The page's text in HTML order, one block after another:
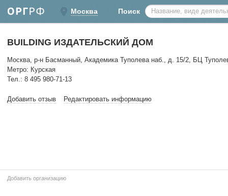
Москва Поиск
BUILDING ИЗДАТЕЛЬСКИЙ ДОМ
Москва, р-н Басманный, Академика Туполева наб., д. 15/2, БЦ
Метро: Курская
Тел.: 8 495 980-71-13
Добавить отзыв Редактировать информацию
Добавить организацию